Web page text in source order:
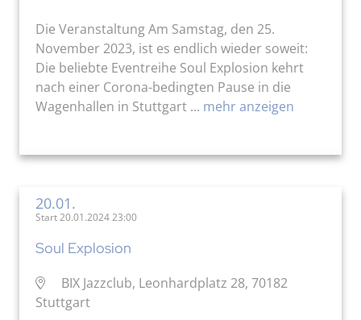
Die Veranstaltung Am Samstag, den 25.
November 2023, ist es endlich wieder soweit:
Die beliebte Eventreihe Soul Explosion kehrt
nach einer Corona-bedingten Pause in die
Wagenhallen in Stuttgart ... mehr anzeigen
20.01.
Start 20.01.2024 23:00
Soul Explosion
BIX Jazzclub, Leonhardplatz 28, 70182
Stuttgart